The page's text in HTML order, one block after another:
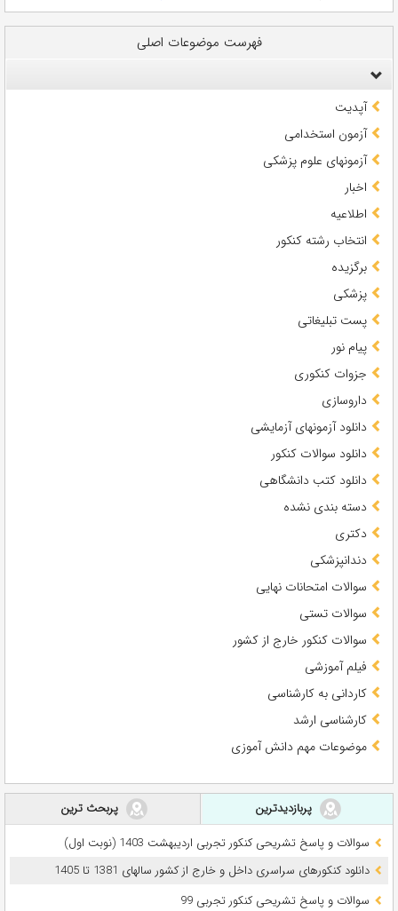
فهرست موضوعات اصلی
آپدیت
آزمون استخدامی
آزمونهای علوم پزشکی
اخبار
اطلاعیه
انتخاب رشته کنکور
برگزیده
پزشکی
پست تبلیغاتی
پیام نور
جزوات کنکوری
داروسازی
دانلود آزمونهای آزمایشی
دانلود سوالات کنکور
دانلود کتب دانشگاهی
دسته بندی نشده
دکتری
دندانپزشکی
سوالات امتحانات نهایی
سوالات تستی
سوالات کنکور خارج از کشور
فیلم آموزشی
کاردانی به کارشناسی
کارشناسی ارشد
موضوعات مهم دانش آموزی
پربازدیدترین
پربحث ترین
سوالات و پاسخ تشریحی کنکور تجربی اردیبهشت 1403 (نوبت اول)
دانلود کنکورهای سراسری داخل و خارج از کشور سالهای 1381 تا 1405
سوالات و پاسخ تشریحی کنکور تجربی 99